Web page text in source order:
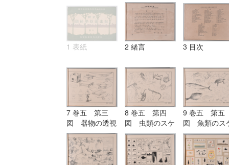
1 表紙 2 緒言 3 目次
7 巻五 第三
図 器物の透視
画
8 巻五 第四
図 虫類のスケ
ッチ
9 巻五 第五
図 魚類のス
ッチ